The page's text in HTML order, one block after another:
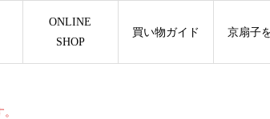
ONLINE
SHOP
買い物ガイド 京扇子
。